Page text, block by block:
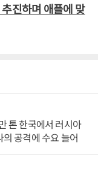
진하며 애플에 맞
톤 한국에서 러시아
공격에 수요 늘어